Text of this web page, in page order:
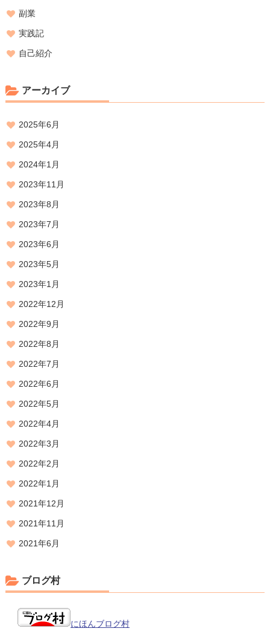
副業
実践記
自己紹介
アーカイブ
2025年6月
2025年4月
2024年1月
2023年11月
2023年8月
2023年7月
2023年6月
2023年5月
2023年1月
2022年12月
2022年9月
2022年8月
2022年7月
2022年6月
2022年5月
2022年4月
2022年3月
2022年2月
2022年1月
2021年12月
2021年11月
2021年6月
ブログ村
にほんブログ村